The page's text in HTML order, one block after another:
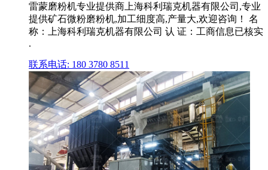
雷蒙磨粉机专业提供商上海科利瑞克机器有限公司,专业
提供矿石微粉磨粉机,加工细度高,产量大,欢迎咨询！ 名
称：上海科利瑞克机器有限公司 认 证：工商信息已核实
.
联系电话: 180 3780 8511